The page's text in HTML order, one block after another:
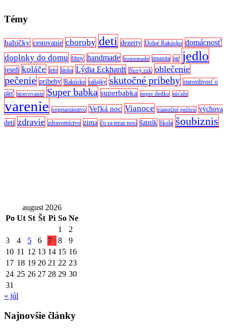
Témy
babičky cestovanie choroby deti dezerty Dolné Rakúsko domácnosť
doplnky do domu filmy handmade homemade imunita jar jedlo
jeseň koláče leto láska Lýdia Eckhardt Nový rok oblečenie
pečenie príbehy Rakúsko raňajky skutočné príbehy starostlivosť o
pleť stravovanie Super babka superbabka super dedko súťaže
varenie vegetariánstvo Veľká noc Vianoce vianočné pečivo
výchova
detí zdravie zdravotníctvo zima čo sa teraz nosí šatník škola šoubiznis
august 2026
Po Ut St Št Pi So Ne
1
2
3
4 5 6 7 8
9
10 11 12 13 14 15 16
17 18 19 20 21 22 23
24 25 26 27 28 29 30
31
« júl
Najnovšie články